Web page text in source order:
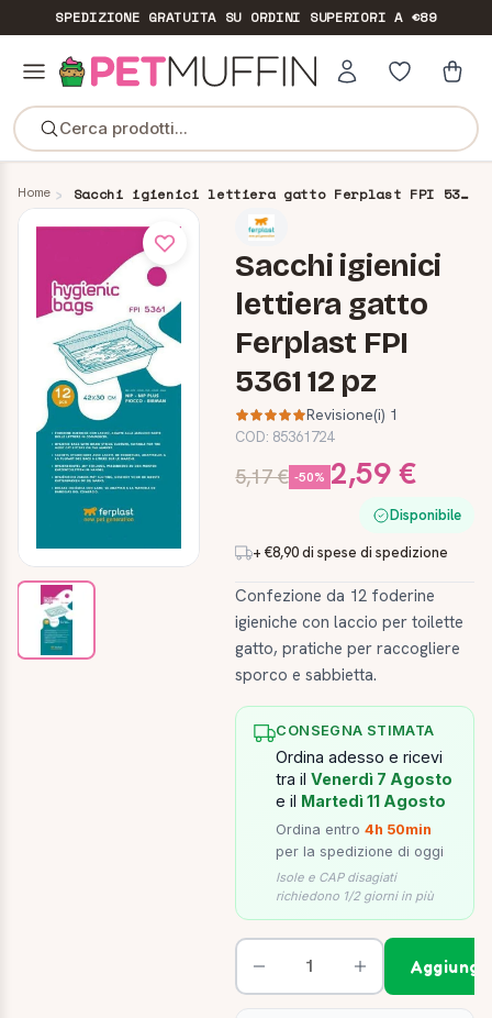
SPEDIZIONE GRATUITASU ORDINI SUPERIORI A €89
Cerca prodotti...
Home Sacchi igienici lettiera gatto Ferplast FPI 5361 12 pz
Sacchi igienici
lettiera gatto
Ferplast FPI
5361 12 pz
Revisione(i) 1
COD: 85361724
5,17 € -50% 2,59 €
Disponibile
+ €8,90 di spese di spedizione
Confezione da 12 foderine
igieniche con laccio per toilette
gatto, pratiche per raccogliere
sporco e sabbietta.
CONSEGNA STIMATA
Ordina adesso e ricevi
tra ilVenerdì 7 Agosto
e il Martedì 11 Agosto
Ordina entro4h 50min
per la spedizione di oggi
Isole e CAP disagiati
richiedono 1/2 giorni in più